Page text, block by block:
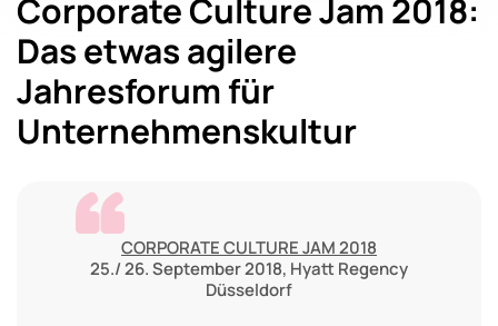
Corporate Culture Jam 2018:
Das etwas agilere
Jahresforum für
Unternehmenskultur
CORPORATE CULTURE JAM 2018
25./ 26. September 2018, Hyatt Regency
Düsseldorf